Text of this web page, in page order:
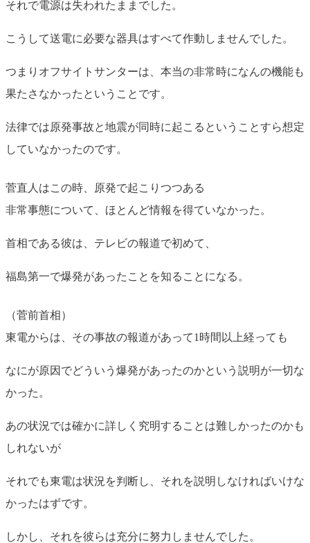
それで電源は失われたままでした。
こうして送電に必要な器具はすべて作動しませんでした。
つまりオフサイトサンターは、本当の非常時になんの機能も
果たさなかったということです。
法律では原発事故と地震が同時に起こるということすら想定
していなかったのです。
菅直人はこの時、原発で起こりつつある
非常事態について、ほとんど情報を得ていなかった。
首相である彼は、テレビの報道で初めて、
福島第一で爆発があったことを知ることになる。
（菅前首相）
東電からは、その事故の報道があって1時間以上経っても
なにが原因でどういう爆発があったのかという説明が一切な
かった。
あの状況では確かに詳しく究明することは難しかったのかも
しれないが
それでも東電は状況を判断し、それを説明しなければいけな
かったはずです。
しかし、それを彼らは充分に努力しませんでした。